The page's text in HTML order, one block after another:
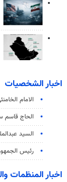
اخبار الشخصيات
الامام
الحاج قاسم
السید
رئيس
اخبار المنظمات